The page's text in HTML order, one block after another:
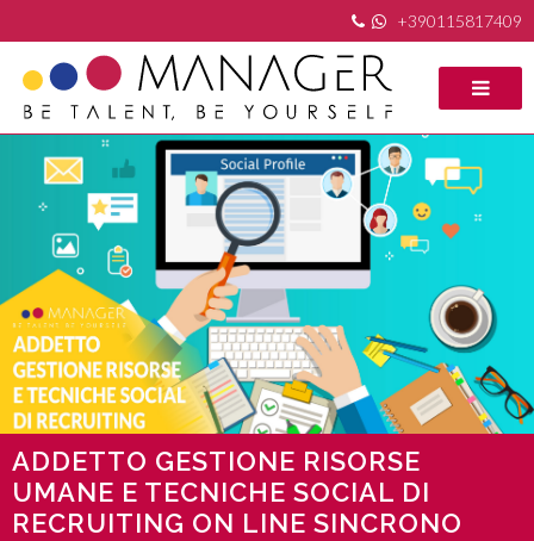
+390115817409
ADDETTO GESTIONE RISORSE
UMANE E TECNICHE SOCIAL DI
RECRUITING ON LINE SINCRONO